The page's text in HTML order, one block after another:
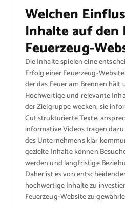
Welchen
Inhalte auf
Feuerzeug-
Die Inhalte spielen eine
Erfolg einer Feuerzeug-
der das Feuer am Brennen hält
Hochwertige und relevante
der Zielgruppe wecken, sie
Gut strukturierte Texte,
informative Videos tragen
des Unternehmens klar
gezielte Inhalte können
werden und langfristige
Daher ist es von
hochwertige Inhalte zu
Feuerzeug-Website zu